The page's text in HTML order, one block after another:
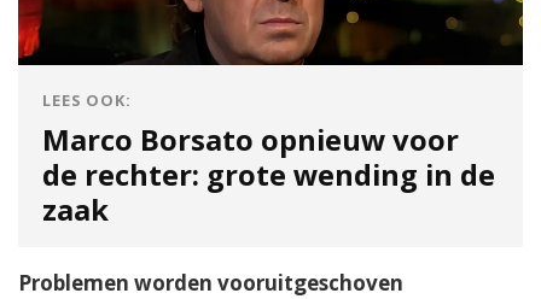
LEES OOK:
Marco Borsato opnieuw voor
de rechter: grote wending in de
zaak
Problemen worden vooruitgeschoven